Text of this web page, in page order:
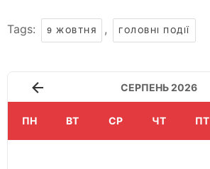
Tags: 9 ЖОВТНЯ , ГОЛОВНІ ПОДІЇ
СЕРПЕНЬ 2026
ПН ВТ СР ЧТ ПТ